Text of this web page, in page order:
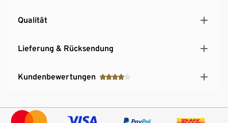
Qualität
Lieferung & Rücksendung
Kundenbewertungen